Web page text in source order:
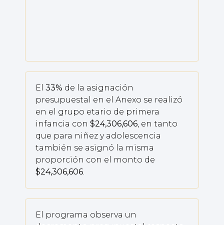
El 33% de la asignación
presupuestal en el Anexo se realizó
en el grupo etario de primera
infancia con $24,306,606 , en tanto
que para niñez y adolescencia
también se asignó la misma
proporción con el monto de
$24,306,606
El programa observa un